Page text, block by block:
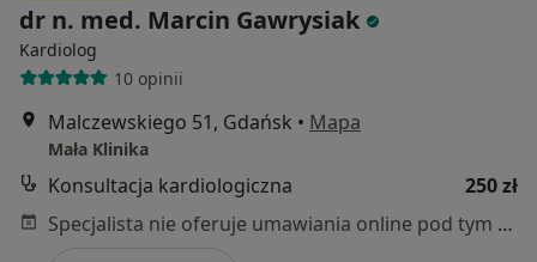
dr n. med. Marcin Gawrysiak
Kardiolog
10 opinii
Malczewskiego 51, Gdańsk • Mapa
Mała Klinika
Konsultacja kardiologiczna
250 zł
Specjalista nie oferuje umawiania online pod tym adresem.